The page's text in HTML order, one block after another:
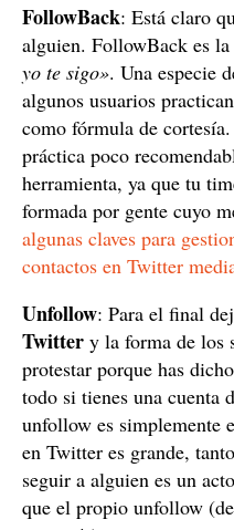
FollowBack: Está claro
alguien. FollowBack es
yo te sigo». Una especie
algunos usuarios
como fórmula de
práctica poco
herramienta, ya que tu
formada por gente cuyo
algunas claves para
contactos en Twitter
Unfollow: Para el final
Twitter y la forma de los
protestar porque has
todo si tienes una cuenta
unfollow es simplemente
en Twitter es grande,
seguir a alguien es un
que el propio unfollow